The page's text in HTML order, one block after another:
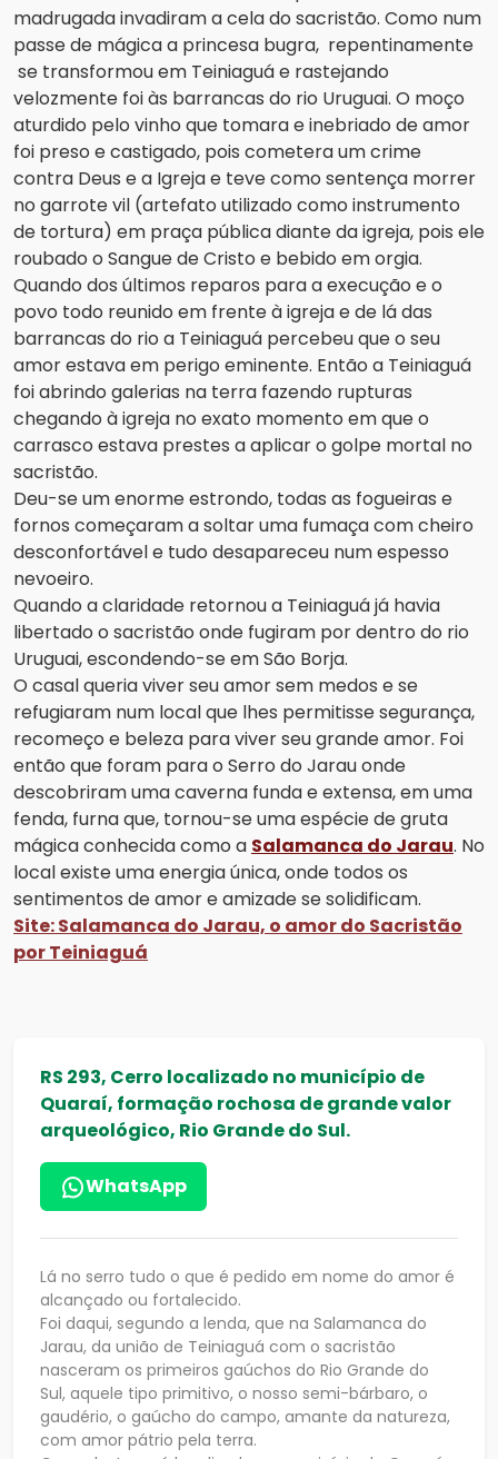
madrugada invadiram a cela do sacristão. Como num
passe de mágica a princesa bugra, repentinamente
se transformou em Teiniaguá e rastejando
velozmente foi às barrancas do rio Uruguai. O moço
aturdido pelo vinho que tomara e inebriado de amor
foi preso e castigado, pois cometera um crime
contra Deus e a Igreja e teve como sentença morrer
no garrote vil (artefato utilizado como instrumento
de tortura) em praça pública diante da igreja, pois ele
roubado o Sangue de Cristo e bebido em orgia.
Quando dos últimos reparos para a execução e o
povo todo reunido em frente à igreja e de lá das
barrancas do rio a Teiniaguá percebeu que o seu
amor estava em perigo eminente. Então a Teiniaguá
foi abrindo galerias na terra fazendo rupturas
chegando à igreja no exato momento em que o
carrasco estava prestes a aplicar o golpe mortal no
sacristão.
Deu-se um enorme estrondo, todas as fogueiras e
fornos começaram a soltar uma fumaça com cheiro
desconfortável e tudo desapareceu num espesso
nevoeiro.
Quando a claridade retornou a Teiniaguá já havia
libertado o sacristão onde fugiram por dentro do rio
Uruguai, escondendo-se em São Borja.
O casal queria viver seu amor sem medos e se
refugiaram num local que lhes permitisse segurança,
recomeço e beleza para viver seu grande amor. Foi
então que foram para o Serro do Jarau onde
descobriram uma caverna funda e extensa, em uma
fenda, furna que, tornou-se uma espécie de gruta
mágica conhecida como a Salamanca do Jarau. No
local existe uma energia única, onde todos os
sentimentos de amor e amizade se solidificam.
Site: Salamanca do Jarau, o amor do Sacristão
por Teiniaguá
RS 293, Cerro localizado no município de
Quaraí, formação rochosa de grande valor
arqueológico, Rio Grande do Sul.
WhatsApp
Lá no serro tudo o que é pedido em nome do amor é
alcançado ou fortalecido.
Foi daqui, segundo a lenda, que na Salamanca do
Jarau, da união de Teiniaguá com o sacristão
nasceram os primeiros gaúchos do Rio Grande do
Sul, aquele tipo primitivo, o nosso semi-bárbaro, o
gaudério, o gaúcho do campo, amante da natureza,
com amor pátrio pela terra.